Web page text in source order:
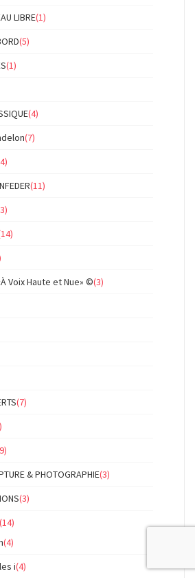
LIBRE(1)
(5)
(1)
(4)
(7)
(11)
Voix Haute et Nue» ©(3)
(7)
& PHOTOGRAPHIE(3)
(3)
(14)
(4)
i(4)